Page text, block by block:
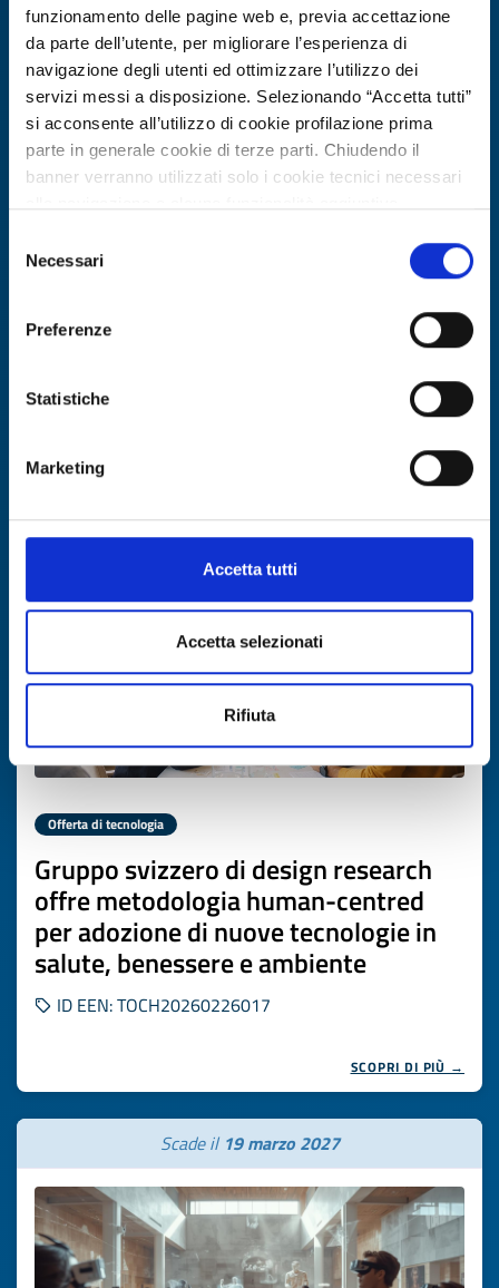
funzionamento delle pagine web e, previa accettazione
da parte dell’utente, per migliorare l’esperienza di
navigazione degli utenti ed ottimizzare l’utilizzo dei
servizi messi a disposizione. Selezionando “Accetta tutti”
si acconsente all’utilizzo di cookie profilazione prima
parte in generale cookie di terze parti. Chiudendo il
banner verranno utilizzati solo i cookie tecnici necessari
Per conoscere i dettagli, consulta la nostra cookie policy.
https://www.openinnovation.regione.lombardia.it/it/co
https://www.openinnovation.regione.lombardia.it/it/pr
delNecessari
Preferenze
Statistiche
Marketing
Accetta tutti
Accetta selezionati
Rifiuta
modulare convertibile (WIG) e cerca
ID EEN: TODE20251201003
SCOPRI DI PIÙ →
Scade il19 marzo 2027
Offerta di tecnologia
Gruppo svizzero di design research
offre metodologia human-centred
per adozione di nuove tecnologie in
salute, benessere e ambiente
ID EEN: TOCH20260226017
SCOPRI DI PIÙ →
Scade il 19 marzo 2027